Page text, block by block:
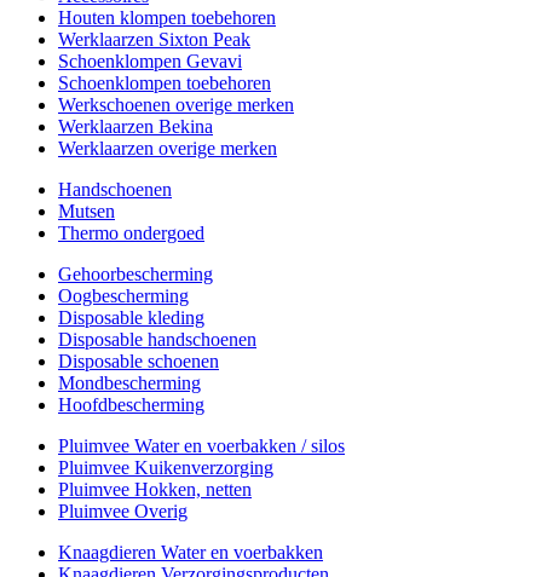
Houten klompen toebehoren
Werklaarzen Sixton Peak
Schoenklompen Gevavi
Schoenklompen toebehoren
Werkschoenen overige merken
Werklaarzen Bekina
Werklaarzen overige merken
Handschoenen
Mutsen
Thermo ondergoed
Gehoorbescherming
Oogbescherming
Disposable kleding
Disposable handschoenen
Disposable schoenen
Mondbescherming
Hoofdbescherming
Pluimvee Water en voerbakken / silos
Pluimvee Kuikenverzorging
Pluimvee Hokken, netten
Pluimvee Overig
Knaagdieren Water en voerbakken